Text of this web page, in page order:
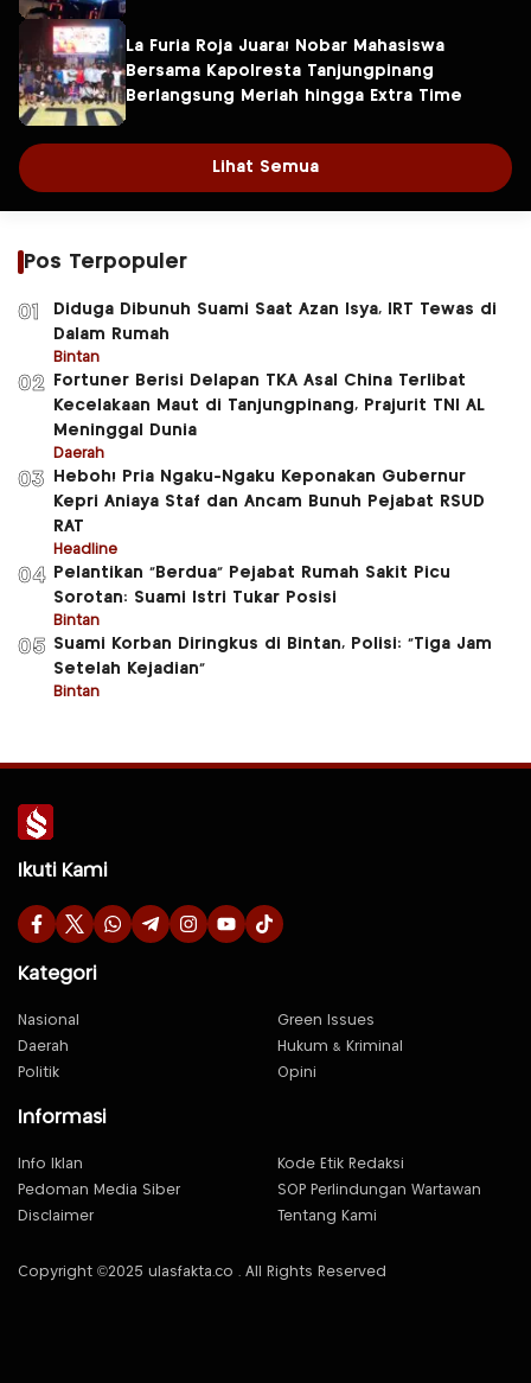
La Furia Roja Juara! Nobar Mahasiswa
Bersama Kapolresta Tanjungpinang
Berlangsung Meriah hingga Extra Time
Lihat Semua
Pos Terpopuler
01
Diduga Dibunuh Suami Saat Azan Isya, IRT Tewas di
Dalam Rumah
Bintan
02
Fortuner Berisi Delapan TKA Asal China Terlibat
Kecelakaan Maut di Tanjungpinang, Prajurit TNI AL
Meninggal Dunia
Daerah
03
Heboh! Pria Ngaku-Ngaku Keponakan Gubernur
Kepri Aniaya Staf dan Ancam Bunuh Pejabat RSUD
RAT
Headline
04
Pelantikan “Berdua” Pejabat Rumah Sakit Picu
Sorotan: Suami Istri Tukar Posisi
Bintan
05 Suami Korban Diringkus di Bintan, Polisi: “Tiga Jam
Setelah Kejadian”
Bintan
Ikuti Kami
Kategori
Nasional
Green Issues
Daerah
Hukum & Kriminal
Politik
Opini
Informasi
Info Iklan
Kode Etik Redaksi
Pedoman Media Siber
SOP Perlindungan Wartawan
Disclaimer
Tentang Kami
Copyright ©2025 ulasfakta.co . All Rights Reserved